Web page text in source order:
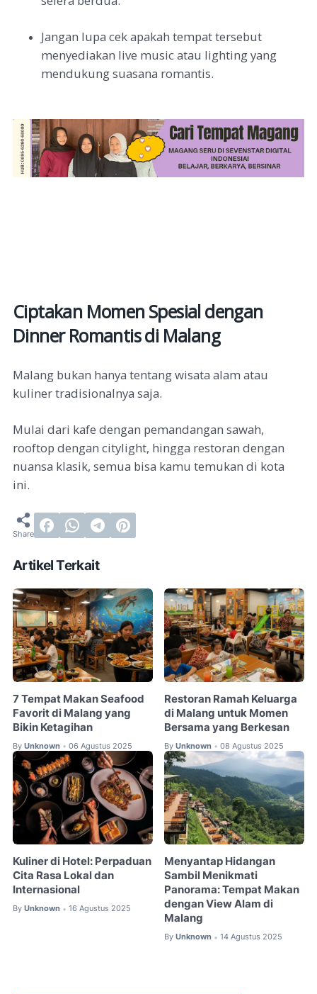
Jangan lupa cek apakah tempat tersebut
menyediakan live music atau lighting yang
mendukung suasana romantis.
Ciptakan Momen Spesial dengan
Dinner Romantis di Malang
Malang bukan hanya tentang wisata alam atau
kuliner tradisionalnya saja.
Mulai dari kafe dengan pemandangan sawah,
rooftop dengan citylight, hingga restoran dengan
nuansa klasik, semua bisa kamu temukan di kota
ini.
Artikel Terkait
7 Tempat Makan Seafood
Favorit di Malang yang
Bikin Ketagihan
By Unknown • 06 Agustus 2025
Restoran Ramah Keluarga
di Malang untuk Momen
Bersama yang Berkesan
By Unknown • 08 Agustus 2025
Kuliner di Hotel: Perpaduan
Cita Rasa Lokal dan
Internasional
By Unknown • 16 Agustus 2025
Menyantap Hidangan
Sambil Menikmati
Panorama: Tempat Makan
dengan View Alam di
Malang
By Unknown • 14 Agustus 2025